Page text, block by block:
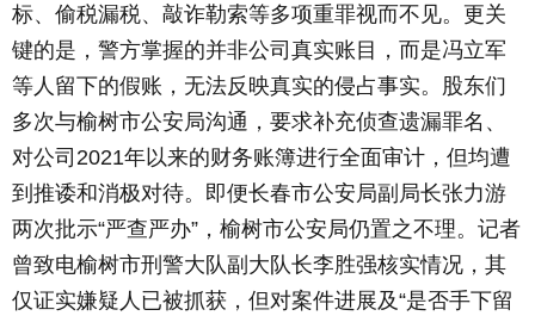
标、偷税漏税、敲诈勒索等多项重罪视而不见。更关
键的是，警方掌握的并非公司真实账目，而是冯立军
等人留下的假账，无法反映真实的侵占事实。股东们
多次与榆树市公安局沟通，要求补充侦查遗漏罪名、
对公司2021年以来的财务账簿进行全面审计，但均遭
到推诿和消极对待。即便长春市公安局副局长张力游
两次批示“严查严办”，榆树市公安局仍置之不理。记者
曾致电榆树市刑警大队副大队长李胜强核实情况，其
仅证实嫌疑人已被抓获，但对案件进展及“是否手下留